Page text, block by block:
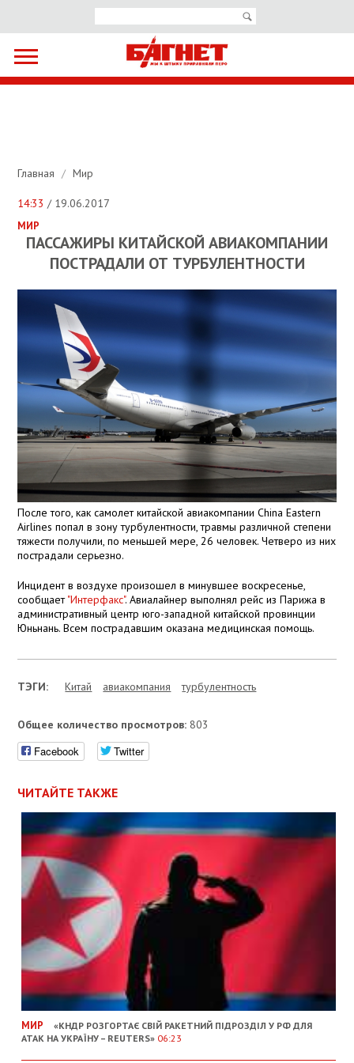
Главная / Мир
14:33 / 19.06.2017
МИР
ПАССАЖИРЫ КИТАЙСКОЙ АВИАКОМПАНИИ
ПОСТРАДАЛИ ОТ ТУРБУЛЕНТНОСТИ
После того, как самолет китайской авиакомпании China Eastern
Airlines попал в зону турбулентности, травмы различной степени
тяжести получили, по меньшей мере, 26 человек. Четверо из них
пострадали серьезно.
Инцидент в воздухе произошел в минувшее воскресенье,
сообщает"Интерфакс". Авиалайнер выполнял рейс из Парижа в
административный центр юго-западной китайской провинции
Юньнань. Всем пострадавшим оказана медицинская помощь.
ТЭГИ: Китай авиакомпания турбулентность
Общее количество просмотров: 803
Facebook Twitter
ЧИТАЙТЕ ТАКЖЕ
МИР
«КНДР РОЗГОРТАЄ СВІЙ РАКЕТНИЙ ПІДРОЗДІЛ У РФ ДЛЯ
АТАК НА УКРАЇНУ – REUTERS» 06:23